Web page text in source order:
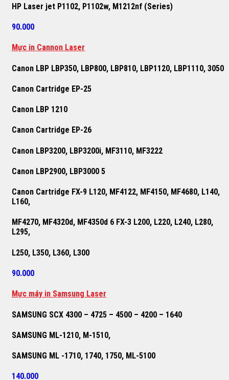
HP Laser jet P1102, P1102w, M1212nf (Series)
90.000
Mực in Cannon Laser
Canon LBP LBP350, LBP800, LBP810, LBP1120, LBP1110, 3050
Canon Cartridge EP-25
Canon LBP 1210
Canon Cartridge EP-26
Canon LBP3200, LBP3200i, MF3110, MF3222
Canon LBP2900, LBP3000 5
Canon Cartridge FX-9 L120, MF4122, MF4150, MF4680, L140,
L160,
MF4270, MF4320d, MF4350d 6 FX-3 L200, L220, L240, L280,
L295,
L250, L350, L360, L300
90.000
Mực máy in Samsung Laser
SAMSUNG SCX 4300 – 4725 – 4500 – 4200 – 1640
SAMSUNG ML-1210, M-1510,
SAMSUNG ML -1710, 1740, 1750, ML-5100
140.000